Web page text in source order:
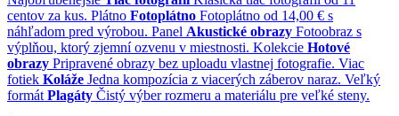
centov za kus. Plátno Fotoplátno Fotoplátno od 14,00 € s
náhľadom pred výrobou. Panel Akustické obrazy Fotoobraz s
výplňou, ktorý zjemní ozvenu v miestnosti. Kolekcie Hotové
obrazy Pripravené obrazy bez uploadu vlastnej fotografie. Viac
fotiek Koláže Jedna kompozícia z viacerých záberov naraz. Veľký
formát Plagáty Čistý výber rozmeru a materiálu pre veľké steny.